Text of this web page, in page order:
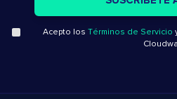
Acepto los Términos de Servicio